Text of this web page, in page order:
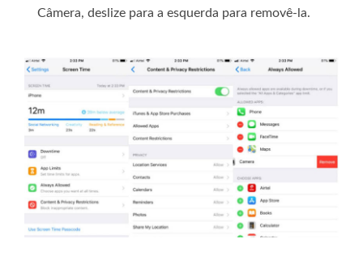
Câmera, deslize para a esquerda para removê-la.